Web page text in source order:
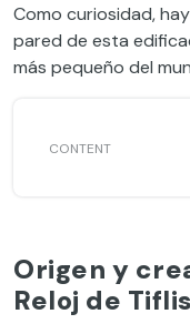
Como curiosidad,
pared de esta
más pequeño del
Origen y
Reloj de Tiflis